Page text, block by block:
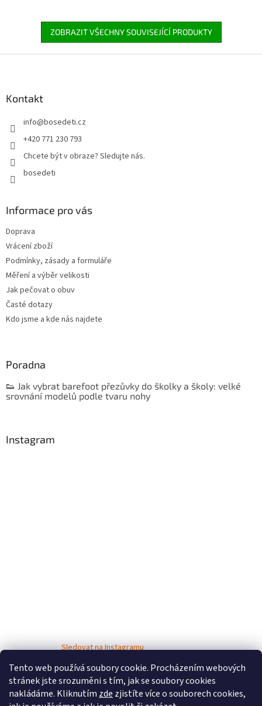
Tento web používá soubory cookie. Procházením webových
stránek jste srozuměni s tím, jak se soubory cookies
nakládáme. Kliknutím zde zjistíte více o souborech cookies,
ZOBRAZIT VŠECHNY SOUVISEJÍCÍ PRODUKTY
Kontakt
info@bosedeti.cz
+420 771 230 793
Chcete být v obraze? Sledujte nás.
bosedeti
Informace pro vás
Doprava
Vrácení zboží
Podmínky, zásady a formuláře
Měření a výběr velikosti
Jak pečovat o obuv
Časté dotazy
Kdo jsme a kde nás najdete
Poradna
👟 Jak vybrat barefoot přezůvky do školky a školy: velké
srovnání modelů podle tvaru nohy
Instagram
Sledovat na Instagramu